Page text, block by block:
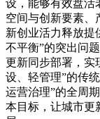
设，能够有效盘活
空间与创新要素、
新创业活力释放提
不平衡”的突出问
更新同步部署，实
设、轻管理”的传
运营治理”的全周
本目标，让城市更